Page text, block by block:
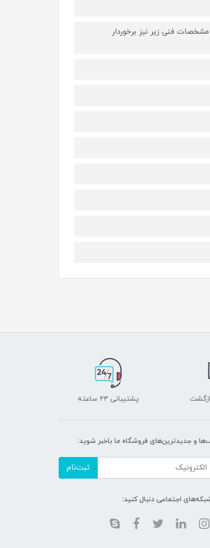
فنی زیر نیز برخوردار
پشتیبانی ۲۴ ساعته
و جدیدترین‌های فروشگاه ما باخبر شوید:
ثبت‌نام
شبکه‌های اجتماعی دنبال کنید: